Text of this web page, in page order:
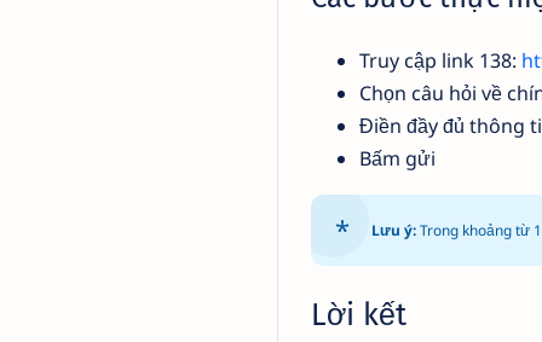
Truy cập link 138:
Chọn câu hỏi về
Điền đầy đủ thông
Bấm gửi
Lưu ý:Trong khoảng từ
Lời kết